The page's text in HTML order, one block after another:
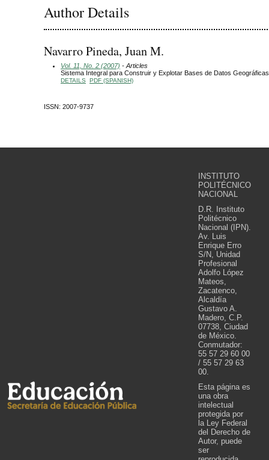
Author Details
Navarro Pineda, Juan M.
Vol. 11, No. 2 (2007) - Articles
Sistema Integral para Construir y Explotar Bases de Datos
DETAILS PDF (SPANISH)
ISSN: 2007-9737
INSTITUTO
POLITÉCNICO
NACIONAL
D.R. Instituto
Politécnico
Nacional (IPN).
Av. Luis
Enrique Erro
S/N, Unidad
Profesional
Adolfo López
Mateos,
Zacatenco,
Alcaldía
Gustavo A.
Madero, C.P.
07738, Ciudad
de México.
Conmutador:
55 57 29 60 00
/ 55 57 29 63
00.
Esta página es
una obra
intelectual
protegida por
la Ley Federal
del Derecho de
Autor, puede
ser